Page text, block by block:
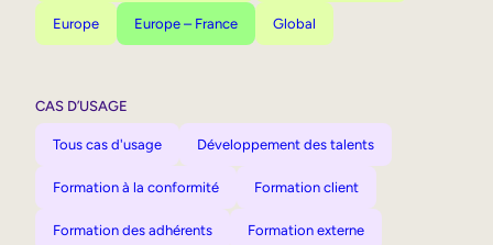
Europe Europe – France Global
CAS D’USAGE
Tous cas d'usage Développement des talents
Formation à la conformité Formation client
Formation des adhérents Formation externe